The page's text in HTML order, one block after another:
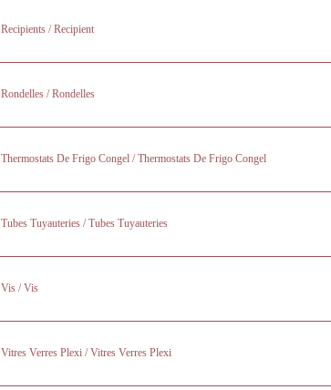
Recipients / Recipient
Rondelles / Rondelles
Thermostats De Frigo Congel / Thermostats De Frigo Congel
Tubes Tuyauteries / Tubes Tuyauteries
Vis / Vis
Vitres Verres Plexi / Vitres Verres Plexi